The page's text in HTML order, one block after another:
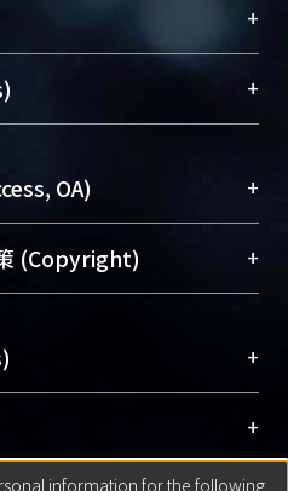
列，為永久珍藏及向國際
及學術能量，圖書館整合
庫（AH）不同功能平
scholars。期能整合研
promote researcher
Library integrates the
with “Academic
+
Library)
+
OA) +
提升資訊取用性的社會運
透過將研究著作公開供使
研究發展、提升研究影響
入了解OA）
(Copyright) +
入者所有，或由第三方贊
該版權所有者及第三方同
submission is your
you have the right to
+
+
information for the following